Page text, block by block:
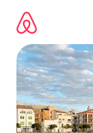
direct
naar
inhoud